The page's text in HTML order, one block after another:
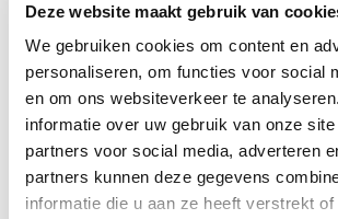
Deze website maakt gebruik van
We gebruiken cookies om content en
personaliseren, om functies voor social
en om ons websiteverkeer te
informatie over uw gebruik van onze
partners voor social media, adverteren
partners kunnen deze gegevens
informatie die u aan ze heeft verstrekt